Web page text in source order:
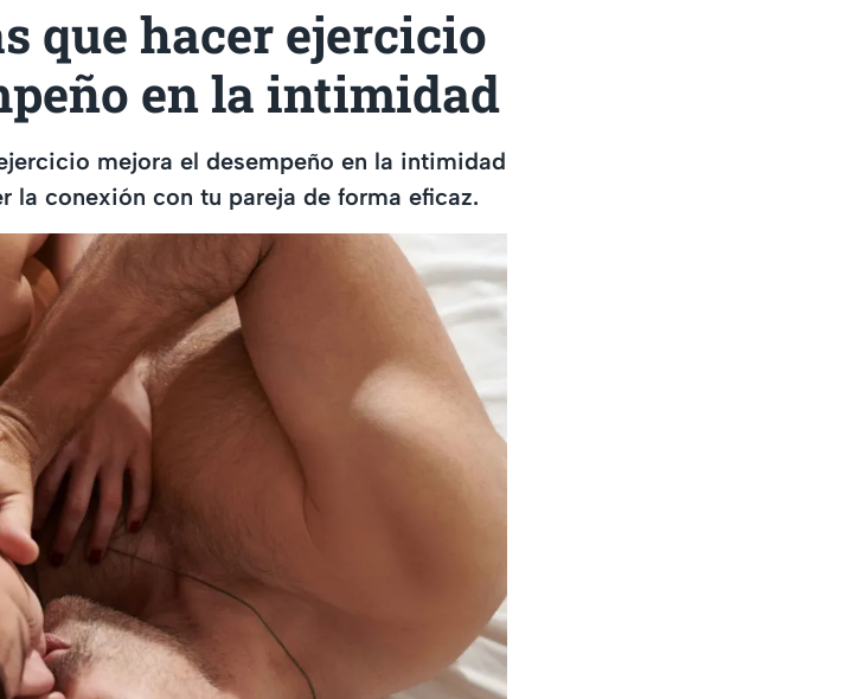
que hacer ejercicio
en la intimidad
mejora el desempeño en la intimidad
conexión con tu pareja de forma eficaz.